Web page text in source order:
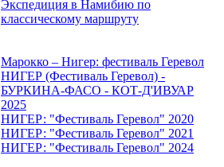
Экспедиция в Намибию по
классическому маршруту
Марокко – Нигер: фестиваль Геревол
НИГЕР (Фестиваль Геревол) -
БУРКИНА-ФАСО - КОТ-Д'ИВУАР
2025
НИГЕР: "Фестиваль Геревол" 2020
НИГЕР: "Фестиваль Геревол" 2021
НИГЕР: "Фестиваль Геревол" 2024